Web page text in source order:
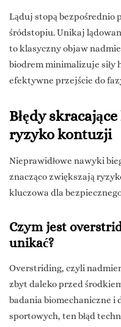
Ląduj stopą bezpośrednio
śródstopiu. Unikaj
to klasyczny objaw
biodrem minimalizuje siły
efektywne przejście do
Błędy
ryzyko kontuzji
Nieprawidłowe nawyki
znacząco zwiększają
kluczowa dla
Czym jest
unikać?
Overstriding, czyli
zbyt daleko przed
badania biomechaniczne
sportowych, ten błąd